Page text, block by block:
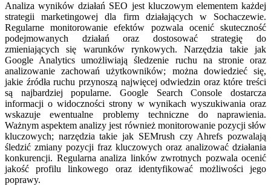
Analiza wyników działań SEO jest kluczowym elementem każdej
strategii marketingowej dla firm działających w Sochaczewie.
Regularne monitorowanie efektów pozwala ocenić skuteczność
podejmowanych działań oraz dostosować strategię do
zmieniających się warunków rynkowych. Narzędzia takie jak
Google Analytics umożliwiają śledzenie ruchu na stronie oraz
analizowanie zachowań użytkowników; można dowiedzieć się,
jakie źródła ruchu przynoszą najwięcej odwiedzin oraz które treści
są najbardziej popularne. Google Search Console dostarcza
informacji o widoczności strony w wynikach wyszukiwania oraz
wskazuje ewentualne problemy techniczne do naprawienia.
Ważnym aspektem analizy jest również monitorowanie pozycji słów
kluczowych; narzędzia takie jak SEMrush czy Ahrefs pozwalają
śledzić zmiany pozycji fraz kluczowych oraz analizować działania
konkurencji. Regularna analiza linków zwrotnych pozwala ocenić
jakość profilu linkowego oraz identyfikować możliwości jego
poprawy.